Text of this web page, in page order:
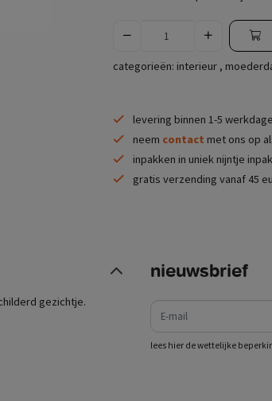
categorieën: interieur ,
levering binnen 1-5
neem contact met ons op
inpakken in uniek nijntje
gratis verzending vanaf 45
gezichtje.
nieuwsbrief
e-mail
lees hier de wettelijke